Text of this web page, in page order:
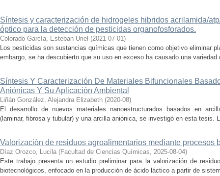
Síntesis y caracterización de hidrogeles hibridos acrilamida/
óptico para la detección de pesticidas organofosforados.
Colorado García, Esteban Uriel (2021-07-01)
Los pesticidas son sustancias químicas que tienen como objetivo eliminar
embargo, se ha descubierto que su uso en exceso ha causado una
Síntesis Y Caracterización De Materiales Bifuncionales
Aniónicas Y Su Aplicación Ambiental
Liñán González, Alejandra Elizabeth (2020-08)
El desarrollo de nuevos materiales nanoestructurados basados en
(laminar, fibrosa y tubular) y una arcilla aniónica, se investigó en esta tesis.
Valorización de residuos agroalimentarios mediante procesos
Díaz Orozco, Lucila (Facultad de Ciencias Químicas, 2025-08-04)
Este trabajo presenta un estudio preliminar para la valorización de
biotecnológicos, enfocado en la producción de ácido láctico a partir de